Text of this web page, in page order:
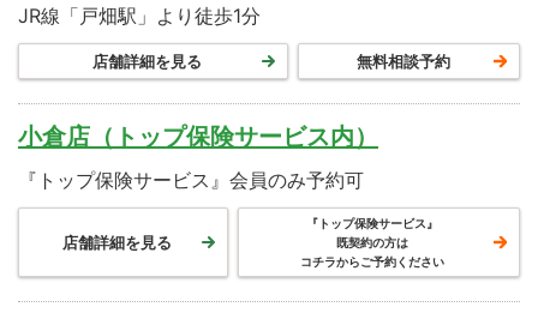
JR線「戸畑駅」より徒歩1分
店舗詳細を見る 無料相談予約
小倉店（トップ保険サービス内）
『トップ保険サービス』会員のみ予約可
店舗詳細を見る
『トップ保険サービス』
既契約の方は
コチラからご予約ください